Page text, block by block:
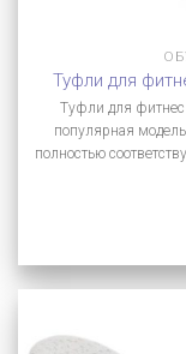
Туфли для
Туфли для
популярная
полностью